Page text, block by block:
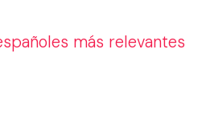
más relevantes